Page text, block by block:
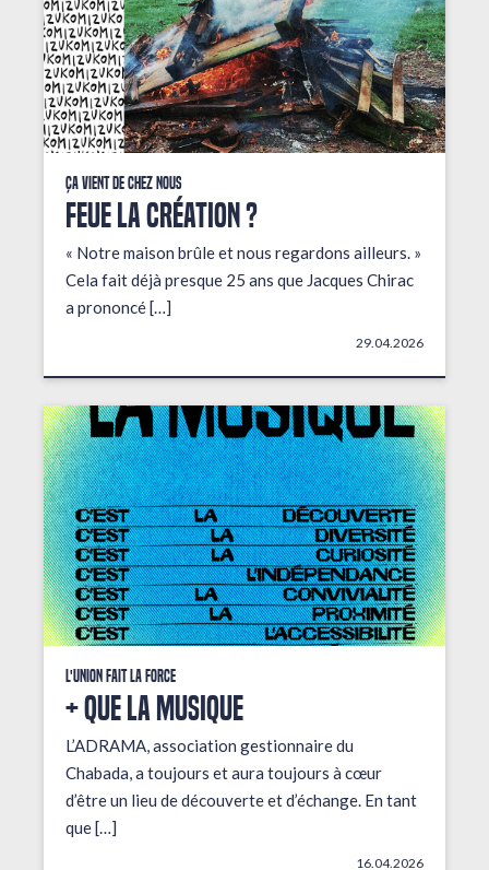
Ça vient de chez nous
FEUE LA CRÉATION ?
« Notre maison brûle et nous regardons ailleurs. »
Cela fait déjà presque 25 ans que Jacques Chirac
a prononcé […]
29.04.2026
L'union fait la force
+ que la musique
L’ADRAMA, association gestionnaire du
Chabada, a toujours et aura toujours à cœur
d’être un lieu de découverte et d’échange. En tant
que […]
16.04.2026